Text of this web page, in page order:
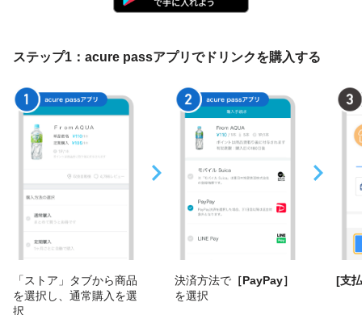
ステップ1：acure passアプリでドリンクを購入する
「ストア」タブから商品
を選択し、通常購入を選
択
決済方法で ［PayPay］
を選択
[支